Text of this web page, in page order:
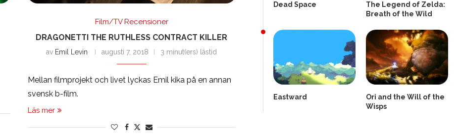
Film/TV Recensioner
DRAGONETTI THE RUTHLESS CONTRACT KILLER
av Emil Levin augusti 7, 2018 3 minut(ers) lästid
Mellan filmprojekt och livet lyckas Emil kika på en annan
svensk b-film.
Läs mer
Dead Space
The Legend of Zelda:
Breath of the Wild
Eastward
Ori and the Will of the
Wisps